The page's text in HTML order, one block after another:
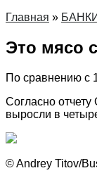
Главная » БАНКИ
Это мясо
По сравнению с
Согласно
выросли в
© Andrey Titov/